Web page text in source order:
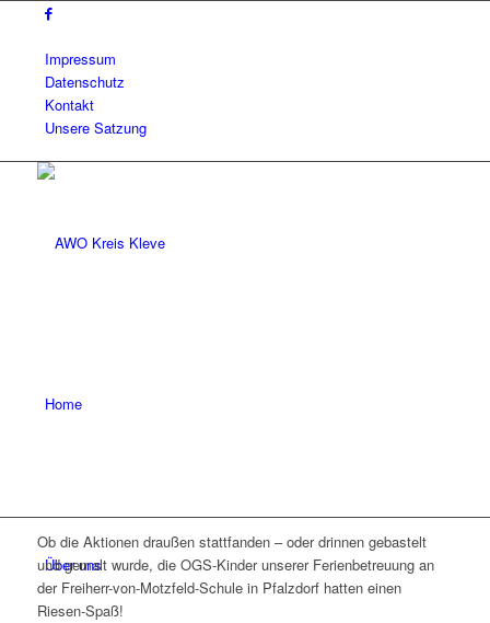
Impressum
Datenschutz
Kontakt
Unsere Satzung
Home
Über uns
Ob die Aktionen draußen stattfanden – oder drinnen gebastelt
und gemalt wurde, die OGS-Kinder unserer Ferienbetreuung an
der Freiherr-von-Motzfeld-Schule in Pfalzdorf hatten einen
Riesen-Spaß!